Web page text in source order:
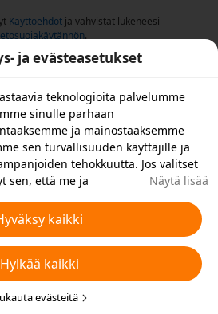
Käyttöehdotja vahvistat lukeneesi
.
ja evästeasetukset
teknologioita palvelumme
sinulle parhaan
ja mainostaaksemme
sen turvallisuuden käyttäjille ja
tehokkuutta. Jos valitset
sen, että me ja
teknologioita
myös "hylätä kaikki" ei-
tai valita, minkä tyyppiset evästeet
käytöstä napsauttamalla "Muokkaa
tahansa tietosuoja-asetuksistasi.
Evästeitä ja vastaavia tekniikoita
Näytä lisää
kaikki
Hylkää kaikki
evästeitä